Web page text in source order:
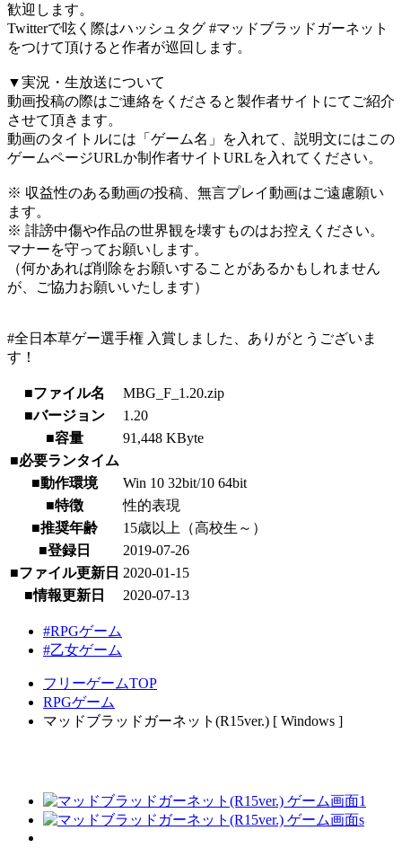
歓迎します。
Twitterで呟く際はハッシュタグ #マッドブラッドガーネット
をつけて頂けると作者が巡回します。
▼実況・生放送について
動画投稿の際はご連絡をくださると製作者サイトにてご紹介
させて頂きます。
動画のタイトルには「ゲーム名」を入れて、説明文にはこの
ゲームページURLか制作者サイトURLを入れてください。
※ 収益性のある動画の投稿、無言プレイ動画はご遠慮願い
ます。
※ 誹謗中傷や作品の世界観を壊すものはお控えください。
マナーを守ってお願いします。
（何かあれば削除をお願いすることがあるかもしれません
が、ご協力お願いいたします）
#全日本草ゲー選手権 入賞しました、ありがとうございま
す！
■ファイル名
MBG_F_1.20.zip
■バージョン
1.20
■容量
91,448 KByte
■必要ランタイム
■動作環境
Win 10 32bit/10 64bit
■特徴
性的表現
■推奨年齢
15歳以上（高校生～）
■登録日
2019-07-26
■ファイル更新日 2020-01-15
■情報更新日
2020-07-13
#RPGゲーム
#乙女ゲーム
フリーゲームTOP
RPGゲーム
マッドブラッドガーネット(R15ver.) [ Windows ]